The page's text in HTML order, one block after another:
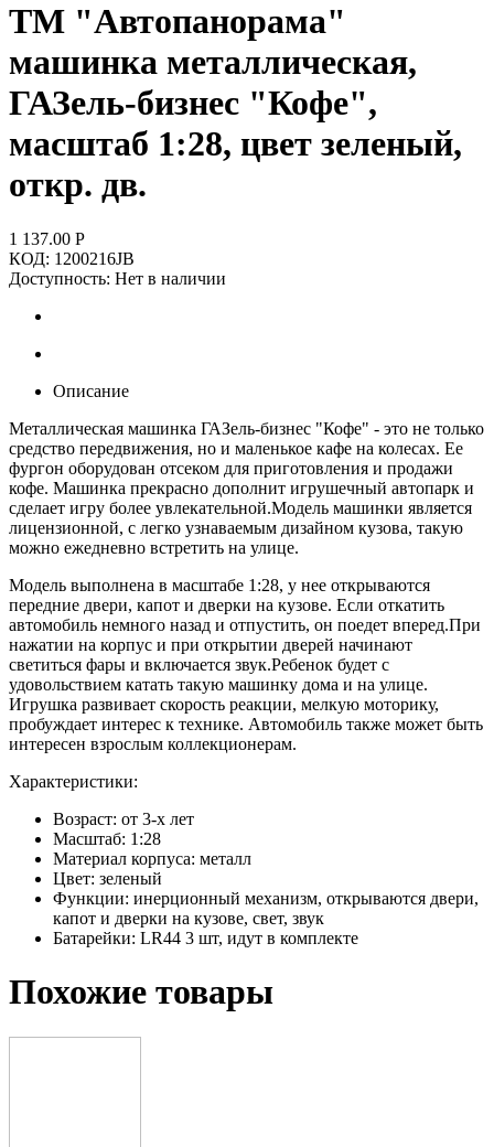
ТМ "Автопанорама"
машинка металлическая,
ГАЗель-бизнес "Кофе",
масштаб 1:28, цвет зеленый,
откр. дв.
1 137.00 Р
КОД: 1200216JB
Доступность: Нет в наличии
Описание
Металлическая машинка ГАЗель-бизнес "Кофе" - это не только
средство передвижения, но и маленькое кафе на колесах. Ее
фургон оборудован отсеком для приготовления и продажи
кофе. Машинка прекрасно дополнит игрушечный автопарк и
сделает игру более увлекательной.Модель машинки является
лицензионной, с легко узнаваемым дизайном кузова, такую
можно ежедневно встретить на улице.
Модель выполнена в масштабе 1:28, у нее открываются
передние двери, капот и дверки на кузове. Если откатить
автомобиль немного назад и отпустить, он поедет вперед.При
нажатии на корпус и при открытии дверей начинают
светиться фары и включается звук.Ребенок будет с
удовольствием катать такую машинку дома и на улице.
Игрушка развивает скорость реакции, мелкую моторику,
пробуждает интерес к технике. Автомобиль также может быть
интересен взрослым коллекционерам.
Характеристики:
Возраст: от 3-х лет
Масштаб: 1:28
Материал корпуса: металл
Цвет: зеленый
Функции: инерционный механизм, открываются двери,
капот и дверки на кузове, свет, звук
Батарейки: LR44 3 шт, идут в комплекте
Похожие товары